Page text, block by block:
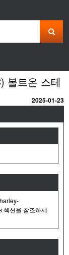
볼트온 스테
2025-01-23
섹션을 참조하세